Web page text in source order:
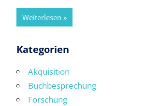
Weiterlesen
Kategorien
Akquisition
Buchbesprechung
Forschung